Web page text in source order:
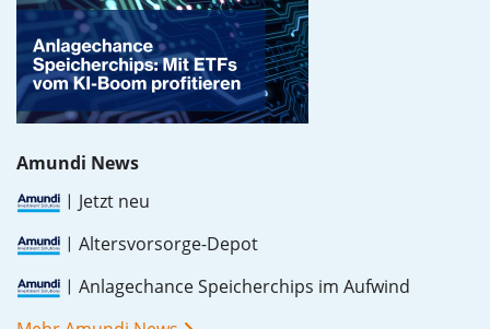
Amundi News
Jetzt neu
Altersvorsorge-Depot
Anlagechance Speicherchips im Aufwind